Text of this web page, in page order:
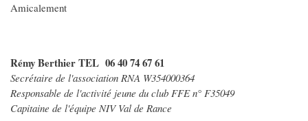
Amicalement
Rémy Berthier TEL 06 40 74 67 61
Secrétaire de l'association RNA W354000364
Responsable de l'activité jeune du club FFE n° F35049
Capitaine de l'équipe NIV Val de Rance